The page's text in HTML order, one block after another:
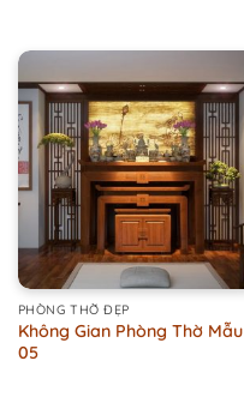
PHÒNG THỜ ĐẸP
Không Gian Phòng Thờ Mẫu
05